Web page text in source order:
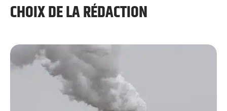
CHOIX DE LA RÉDACTION